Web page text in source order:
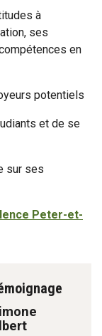
à
ses
en
potentiels
et de se
sur ses
Peter-et-